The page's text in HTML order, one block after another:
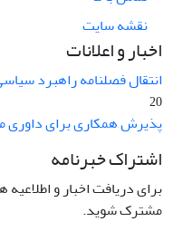
نقشه سایت
اخبار و اعلانات
انتقال فصلنامه راهبرد
20
پذیرش همکاری برای داوری
اشتراک خبرنامه
برای دریافت اخبار و
مشترک شوید.